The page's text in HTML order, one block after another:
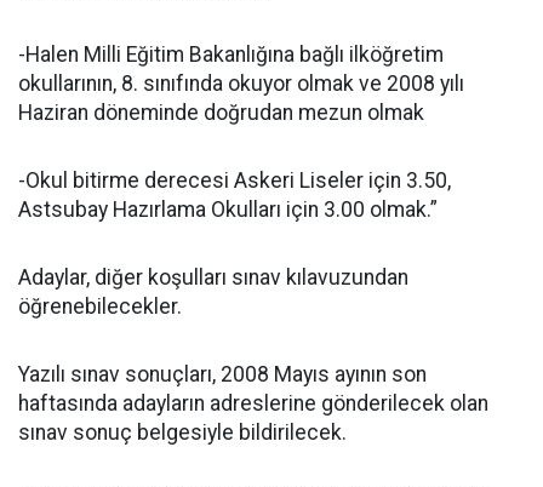
-Halen Milli Eğitim Bakanlığına bağlı ilköğretim
okullarının, 8. sınıfında okuyor olmak ve 2008 yılı
Haziran döneminde doğrudan mezun olmak
-Okul bitirme derecesi Askeri Liseler için 3.50,
Astsubay Hazırlama Okulları için 3.00 olmak.”
Adaylar, diğer koşulları sınav kılavuzundan
öğrenebilecekler.
Yazılı sınav sonuçları, 2008 Mayıs ayının son
haftasında adayların adreslerine gönderilecek olan
sınav sonuç belgesiyle bildirilecek.